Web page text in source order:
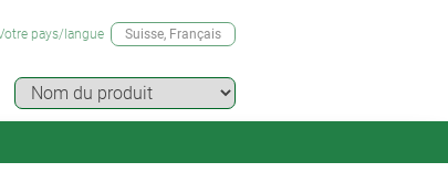
pays/langue Suisse, Français